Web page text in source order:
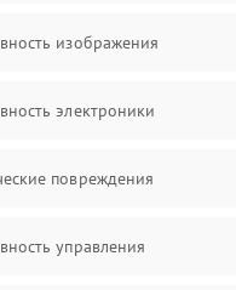
изображения
электроники
повреждения
управления